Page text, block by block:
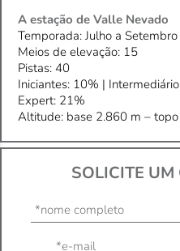
A estação de Valle Nevado
Temporada: Julho a Setembro
Meios de elevação: 15
Pistas: 40
Iniciantes: 10% |
Expert: 21%
Altitude: base 2.860 m –
SOLICITE